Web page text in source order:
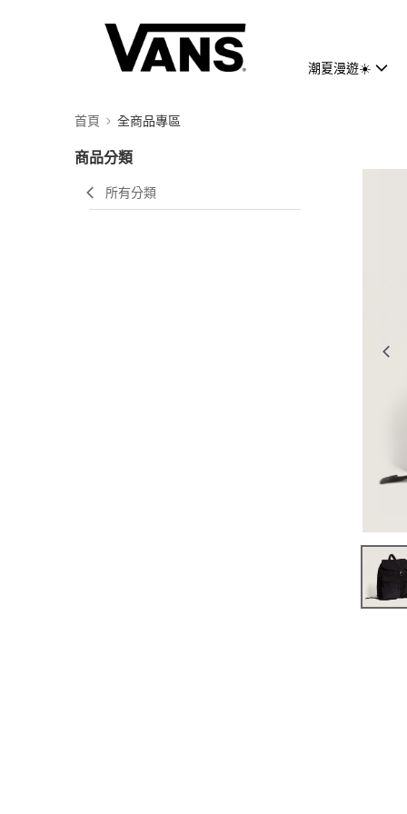
潮夏漫遊☀️
首頁 全商品專區
商品分類
所有分類